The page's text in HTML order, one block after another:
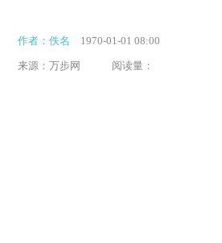
作者：佚名 1970-01-01 08:00
来源：万步网 阅读量：